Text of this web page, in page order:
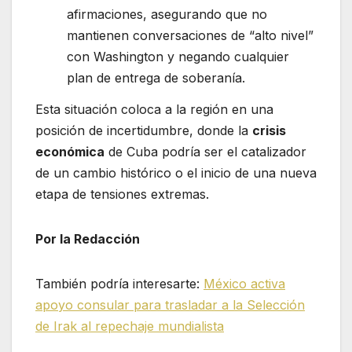
afirmaciones, asegurando que no
mantienen conversaciones de “alto nivel”
con Washington y negando cualquier
plan de entrega de soberanía.
Esta situación coloca a la región en una
posición de incertidumbre, donde la crisis
económica de Cuba podría ser el catalizador
de un cambio histórico o el inicio de una nueva
etapa de tensiones extremas.
Por la Redacción
También podría interesarte: México activa
apoyo consular para trasladar a la Selección
de Irak al repechaje mundialista